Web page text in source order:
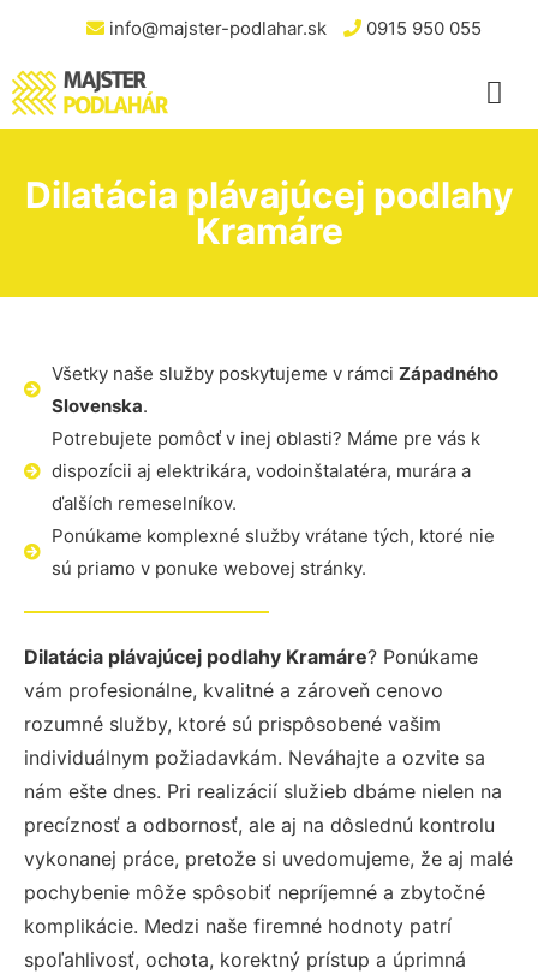
info@majster-podlahar.sk 0915 950 055
Dilatácia plávajúcej podlahy
Kramáre
Všetky naše služby poskytujeme v rámci Západného
Slovenska.
Potrebujete pomôcť v inej oblasti? Máme pre vás k
dispozícii aj elektrikára, vodoinštalatéra, murára a
ďalších remeselníkov.
Ponúkame komplexné služby vrátane tých, ktoré nie
sú priamo v ponuke webovej stránky.
Dilatácia plávajúcej podlahy Kramáre? Ponúkame
vám profesionálne, kvalitné a zároveň cenovo
rozumné služby, ktoré sú prispôsobené vašim
individuálnym požiadavkám. Neváhajte a ozvite sa
nám ešte dnes. Pri realizácií služieb dbáme nielen na
precíznosť a odbornosť, ale aj na dôslednú kontrolu
vykonanej práce, pretože si uvedomujeme, že aj malé
pochybenie môže spôsobiť nepríjemné a zbytočné
komplikácie. Medzi naše firemné hodnoty patrí
spoľahlivosť, ochota, korektný prístup a úprimná